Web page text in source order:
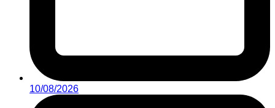
10/08/2026